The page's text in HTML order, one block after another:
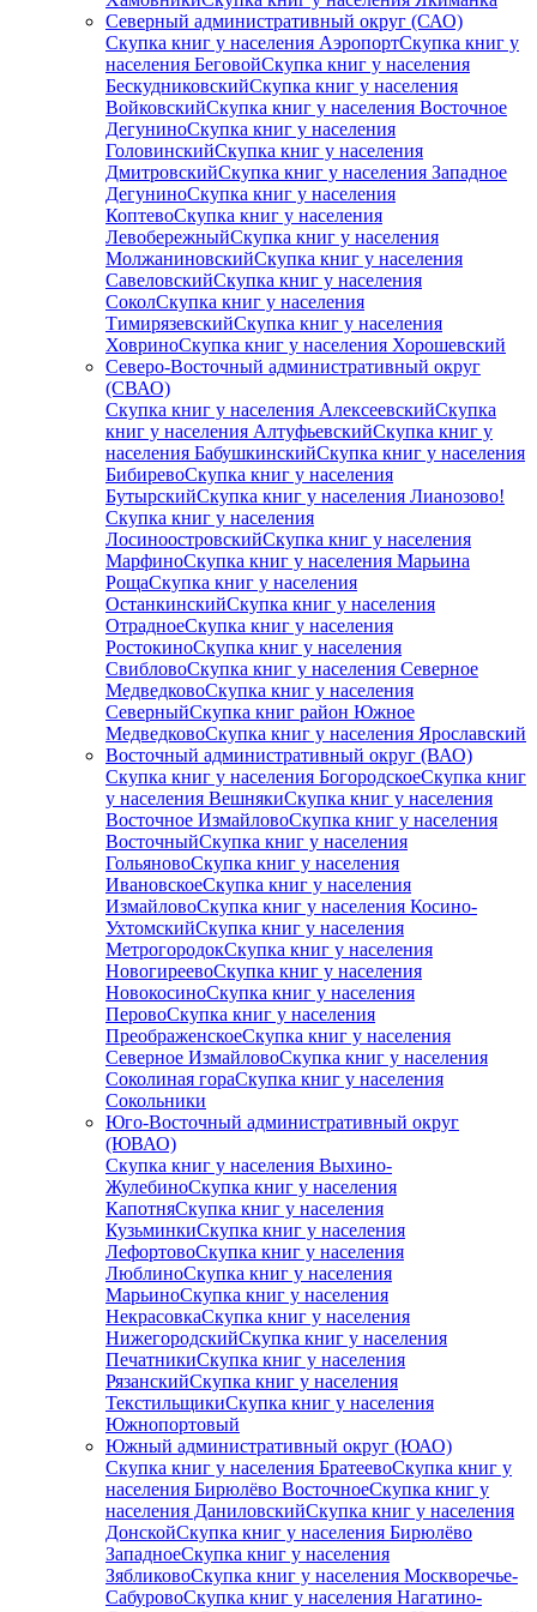
Северный административный округ (САО)
Скупка книг у населения АэропортСкупка книг у
населения БеговойСкупка книг у населения
БескудниковскийСкупка книг у населения
ВойковскийСкупка книг у населения Восточное
ДегуниноСкупка книг у населения
ГоловинскийСкупка книг у населения
ДмитровскийСкупка книг у населения Западное
ДегуниноСкупка книг у населения
КоптевоСкупка книг у населения
ЛевобережныйСкупка книг у населения
МолжаниновскийСкупка книг у населения
СавеловскийСкупка книг у населения
СоколСкупка книг у населения
ТимирязевскийСкупка книг у населения
ХовриноСкупка книг у населения Хорошевский
Северо-Восточный административный округ
(СВАО)
Скупка книг у населения АлексеевскийСкупка
книг у населения АлтуфьевскийСкупка книг у
населения БабушкинскийСкупка книг у населения
БибиревоСкупка книг у населения
БутырскийСкупка книг у населения Лианозово!
Скупка книг у населения
ЛосиноостровскийСкупка книг у населения
МарфиноСкупка книг у населения Марьина
РощаСкупка книг у населения
ОстанкинскийСкупка книг у населения
ОтрадноеСкупка книг у населения
РостокиноСкупка книг у населения
СвибловоСкупка книг у населения Северное
МедведковоСкупка книг у населения
СеверныйСкупка книг район Южное
МедведковоСкупка книг у населения Ярославский
Восточный административный округ (ВАО)
Скупка книг у населения БогородскоеСкупка книг
у населения ВешнякиСкупка книг у населения
Восточное ИзмайловоСкупка книг у населения
ВосточныйСкупка книг у населения
ГольяновоСкупка книг у населения
ИвановскоеСкупка книг у населения
ИзмайловоСкупка книг у населения Косино-
УхтомскийСкупка книг у населения
МетрогородокСкупка книг у населения
НовогиреевоСкупка книг у населения
НовокосиноСкупка книг у населения
ПеровоСкупка книг у населения
ПреображенскоеСкупка книг у населения
Северное ИзмайловоСкупка книг у населения
Соколиная гораСкупка книг у населения
Сокольники
Юго-Восточный административный округ
(ЮВАО)
Скупка книг у населения Выхино-
ЖулебиноСкупка книг у населения
КапотняСкупка книг у населения
КузьминкиСкупка книг у населения
ЛефортовоСкупка книг у населения
ЛюблиноСкупка книг у населения
МарьиноСкупка книг у населения
НекрасовкаСкупка книг у населения
НижегородскийСкупка книг у населения
ПечатникиСкупка книг у населения
РязанскийСкупка книг у населения
ТекстильщикиСкупка книг у населения
Южнопортовый
Южный административный округ (ЮАО)
Скупка книг у населения БратеевоСкупка книг у
населения Бирюлёво ВосточноеСкупка книг у
населения ДаниловскийСкупка книг у населения
ДонскойСкупка книг у населения Бирюлёво
ЗападноеСкупка книг у населения
ЗябликовоСкупка книг у населения Москворечье-
СабуровоСкупка книг у населения Нагатино-